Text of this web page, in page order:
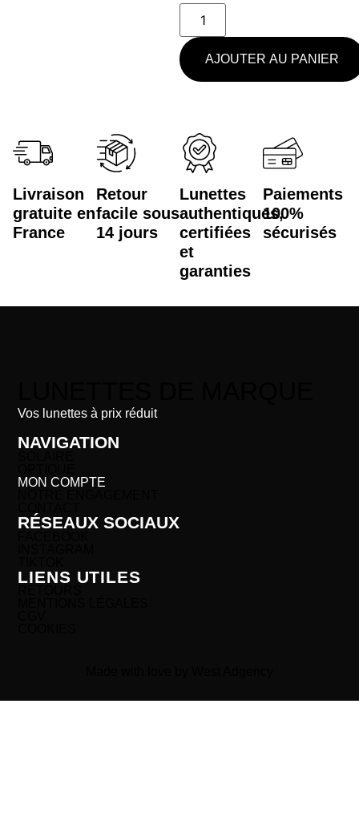
AJOUTER AU PANIER
Livraison
gratuite en
France
Retour
facile sous
14 jours
Lunettes
authentiques,
certifiées
et
garanties
Paiements
100%
sécurisés
Vos lunettes à prix réduit
NAVIGATION
MON COMPTE
RÉSEAUX SOCIAUX
LIENS UTILES